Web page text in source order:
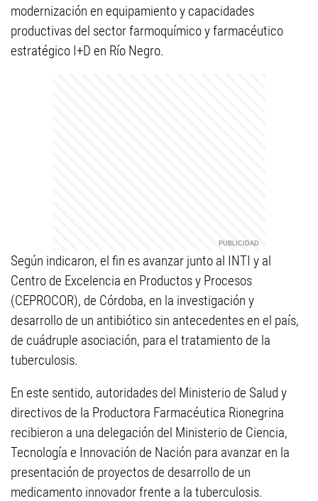
modernización en equipamiento y capacidades
productivas del sector farmoquímico y farmacéutico
estratégico I+D en Río Negro.
Según indicaron, el fin es avanzar junto al INTI y al
Centro de Excelencia en Productos y Procesos
(CEPROCOR), de Córdoba, en la investigación y
desarrollo de un antibiótico sin antecedentes en el país,
de cuádruple asociación, para el tratamiento de la
tuberculosis.
En este sentido, autoridades del Ministerio de Salud y
directivos de la Productora Farmacéutica Rionegrina
recibieron a una delegación del Ministerio de Ciencia,
Tecnología e Innovación de Nación para avanzar en la
presentación de proyectos de desarrollo de un
medicamento innovador frente a la tuberculosis.